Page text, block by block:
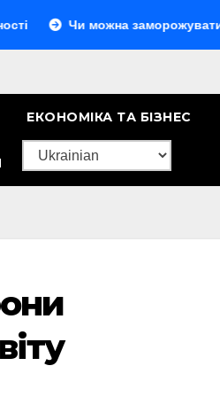
Чи можна заморожувати сир:
ЕКОНОМІКА ТА БІЗНЕС